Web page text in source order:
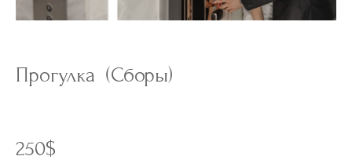
Прогулка (Сборы)
250$